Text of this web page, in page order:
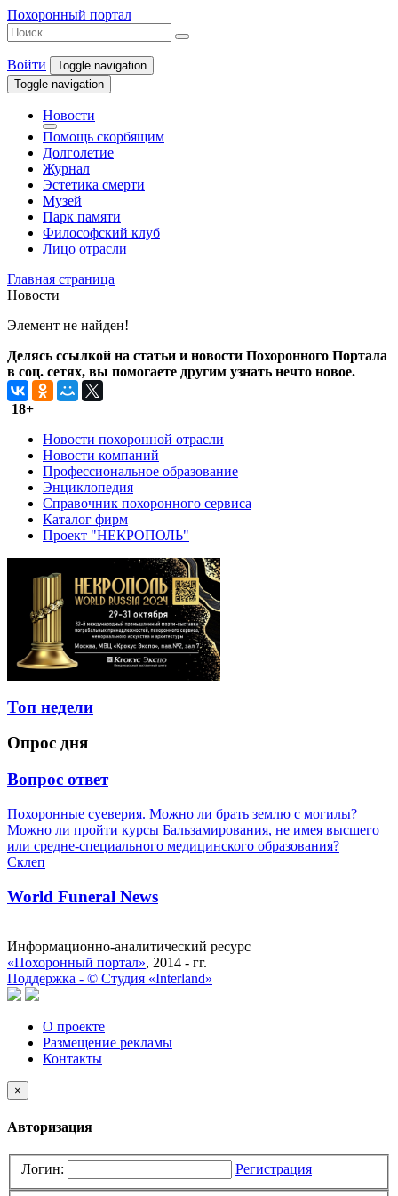
Похоронный портал
Войти
Toggle navigation
Toggle navigation
Новости
Помощь скорбящим
Долголетие
Журнал
Эстетика смерти
Музей
Парк памяти
Философский клуб
Лицо отрасли
Главная страница
Новости
Элемент не найден!
Делясь ссылкой на статьи и новости Похоронного Портала
в соц. сетях, вы помогаете другим узнать нечто новое.
18+
Новости похоронной отрасли
Новости компаний
Профессиональное образование
Энциклопедия
Справочник похоронного сервиса
Каталог фирм
Проект "НЕКРОПОЛЬ"
Топ недели
Опрос дня
Вопрос ответ
Похоронные суеверия. Можно ли брать землю с могилы?
Можно ли пройти курсы Бальзамирования, не имея высшего
или средне-специального медицинского образования?
Склеп
World Funeral News
Информационно-аналитический ресурс
«Похоронный портал», 2014 - гг.
Поддержка - © Cтудия «Interland»
О проекте
Размещение рекламы
Контакты
×
Авторизация
Логин: Регистрация